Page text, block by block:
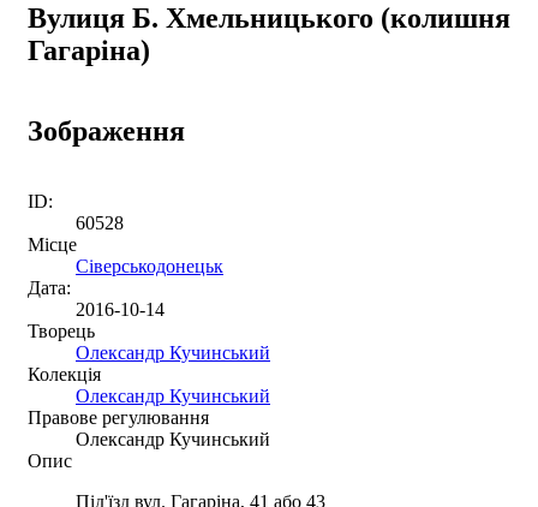
Вулиця Б. Хмельницького (колишня
Гагаріна)
Зображення
ID:
60528
Місце
Сіверськодонецьк
Дата:
2016-10-14
Творець
Олександр Кучинський
Колекція
Олександр Кучинський
Правове регулювання
Олександр Кучинський
Опис
Під'їзд вул. Гагаріна, 41 або 43